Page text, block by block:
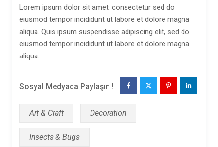
Lorem ipsum dolor sit amet, consectetur sed do
eiusmod tempor incididunt ut labore et dolore magna
aliqua. Quis ipsum suspendisse adipiscing elit, sed do
eiusmod tempor incididunt ut labore et dolore magna
aliqua.
Sosyal Medyada Paylaşın !
Art & Craft Decoration
Insects & Bugs